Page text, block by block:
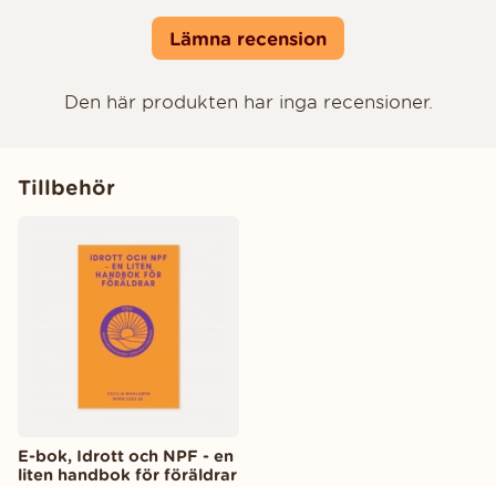
Lämna recension
Den här produkten har inga recensioner.
Tillbehör
E-bok, Idrott och NPF - en
liten handbok för föräldrar